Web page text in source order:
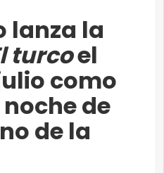
lanza la
turcoel
como
de
de la